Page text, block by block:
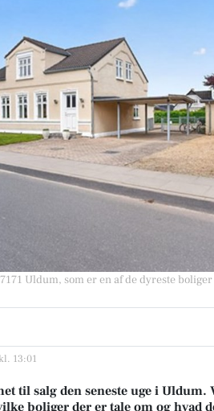
Uldum, som er en af de dyreste
13:01
til salg den seneste uge i Uldum.
boliger der er tale om og hvad